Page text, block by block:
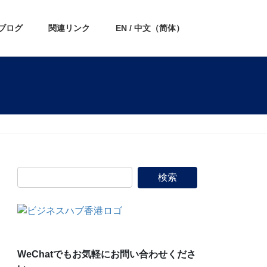
ログ 関連リンク EN / 中文（简体）
WeChatでもお気軽にお問い合わせくださ